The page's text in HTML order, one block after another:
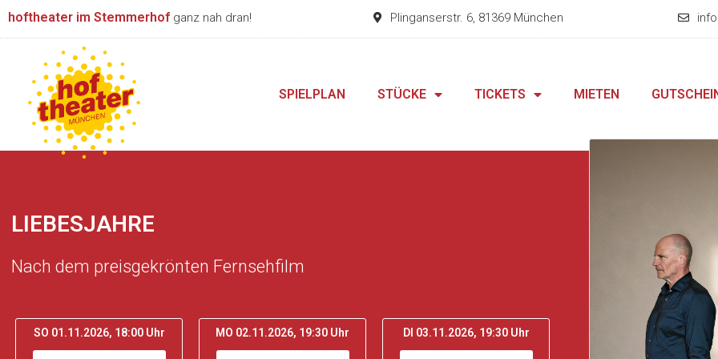
Zum
hoftheater im Stemmerhof ganz nah dran! Plinganserstr. 6, 81369 München
SPIELPLAN STÜCKE TICKETS MIETEN
LIEBESJAHRE
Nach dem preisgekrönten Fernsehfilm
SO 01.11.2026, 18:00 Uhr MO 02.11.2026, 19:30 Uhr DI 03.11.2026, 19:30 Uhr